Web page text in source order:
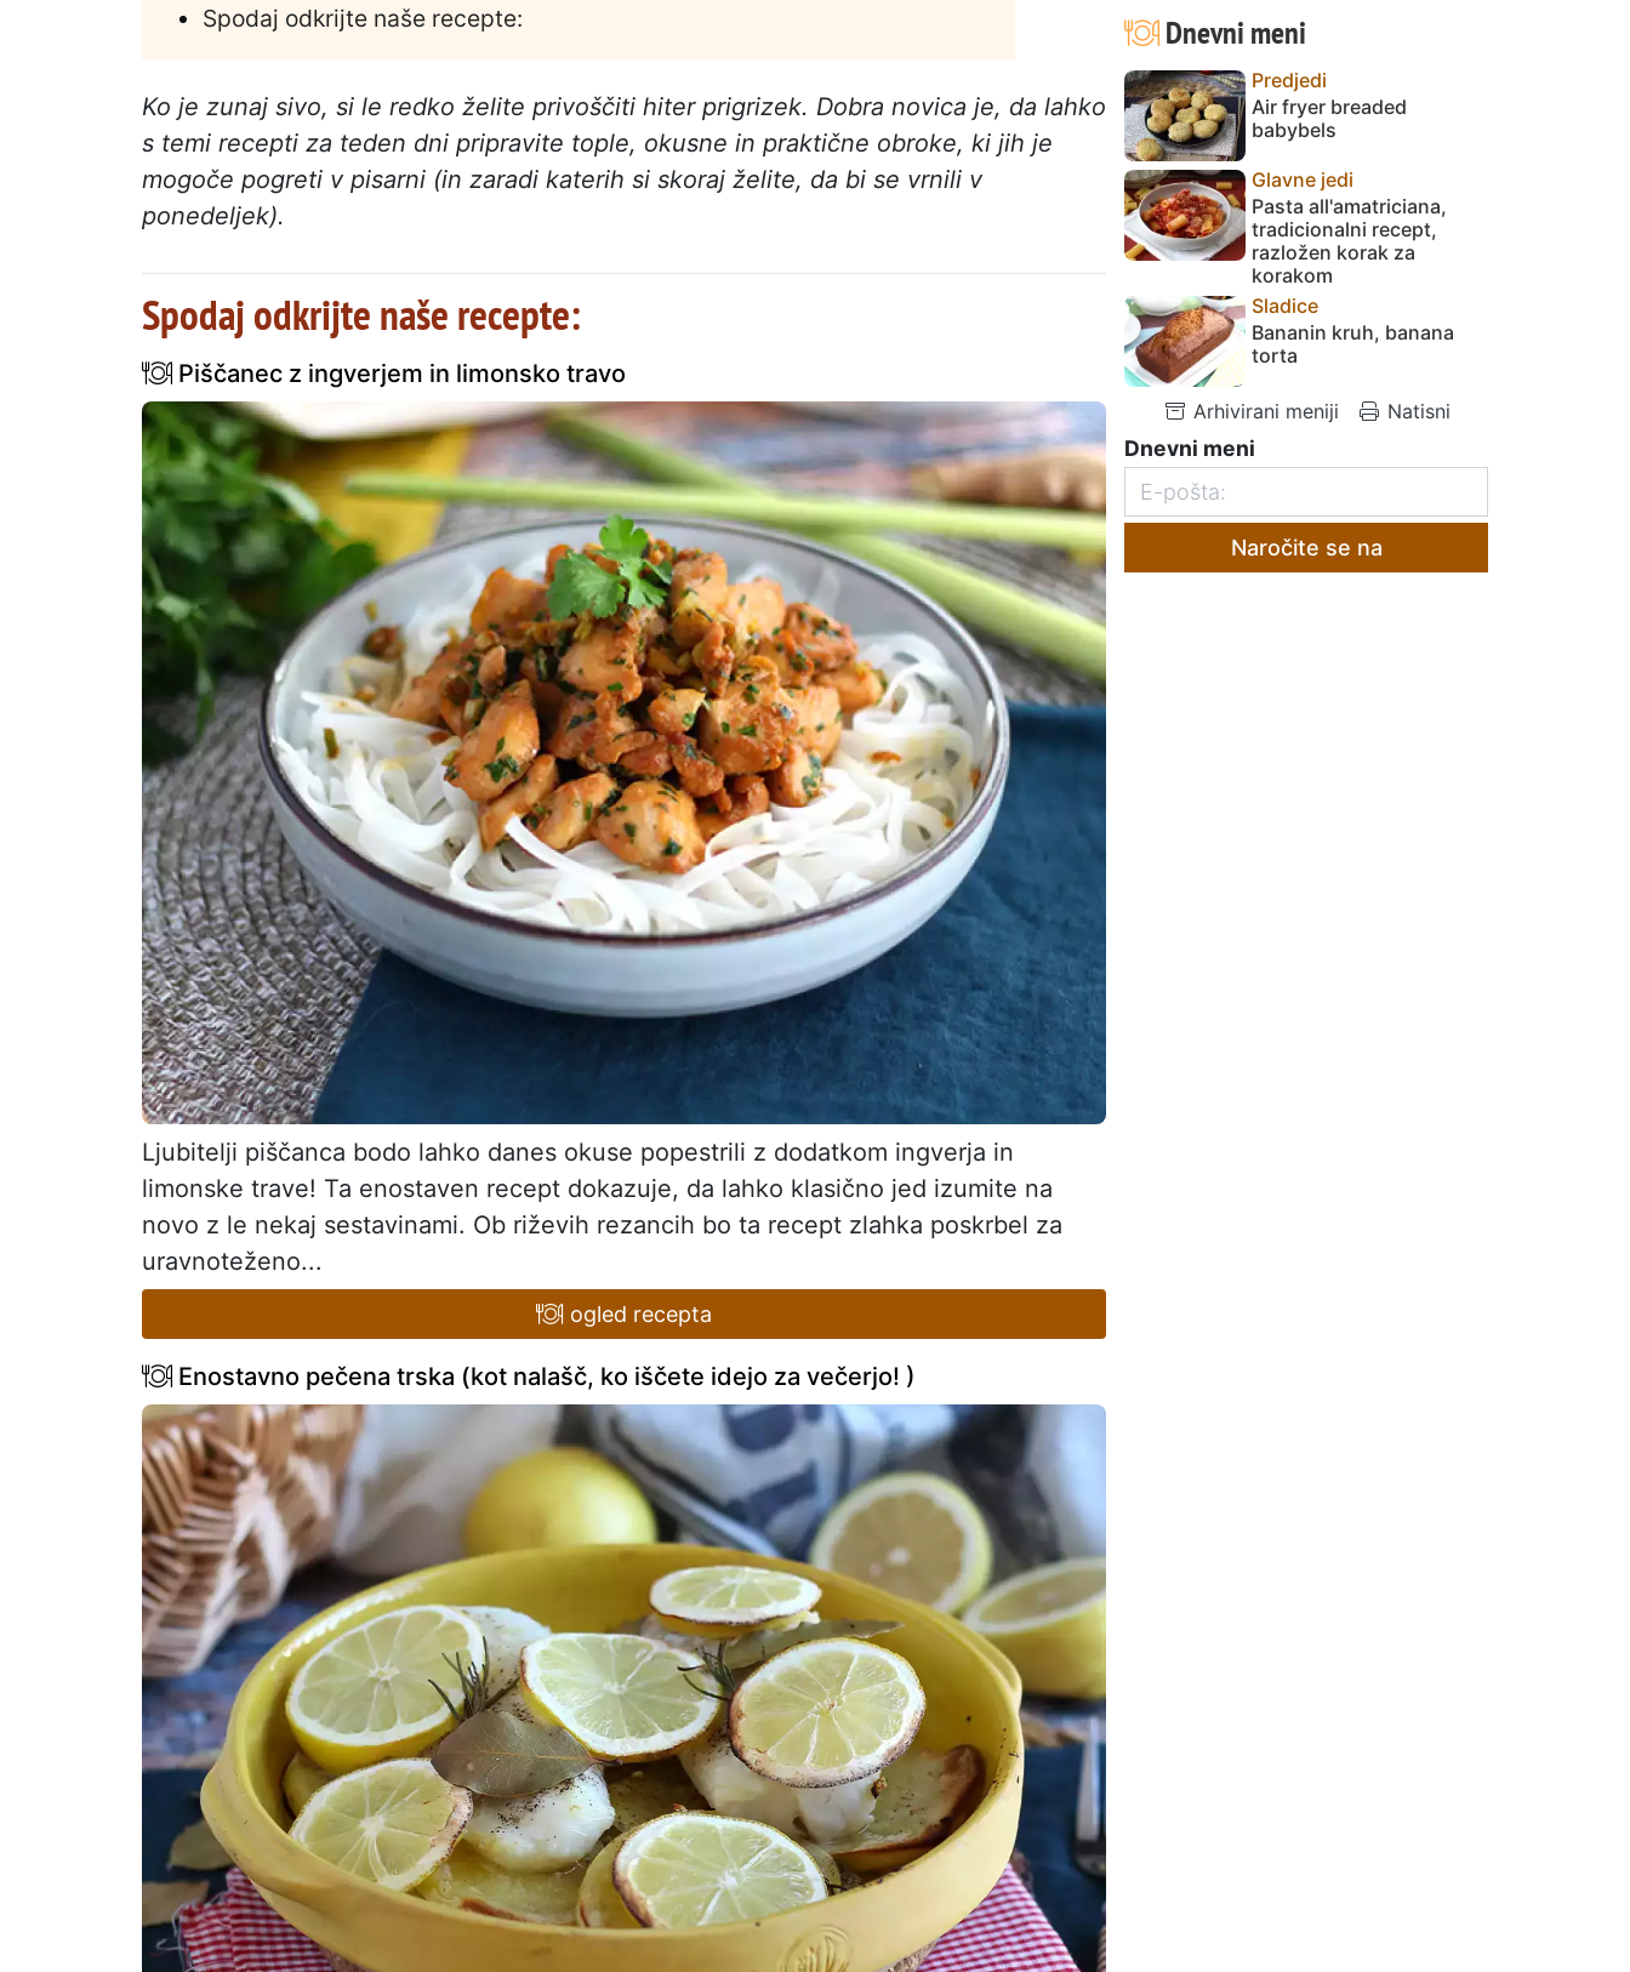
Spodaj odkrijte naše recepte:
Ko je zunaj sivo, si le redko želite privoščiti hiter prigrizek. Dobra novica je, da lahko
s temi recepti za teden dni pripravite tople, okusne in praktične obroke, ki jih je
mogoče pogreti v pisarni (in zaradi katerih si skoraj želite, da bi se vrnili v
ponedeljek).
Spodaj odkrijte naše recepte:
Piščanec z ingverjem in limonsko travo
Ljubitelji piščanca bodo lahko danes okuse popestrili z dodatkom ingverja in
limonske trave! Ta enostaven recept dokazuje, da lahko klasično jed izumite na
novo z le nekaj sestavinami. Ob riževih rezancih bo ta recept zlahka poskrbel za
uravnoteženo...
ogled recepta
Enostavno pečena trska (kot nalašč, ko iščete idejo za večerjo! )
Dnevni meni
Predjedi
Air fryer breaded
babybels
Glavne jedi
Pasta all'amatriciana,
tradicionalni recept,
razložen korak za
korakom
Sladice
Bananin kruh, banana
torta
Arhivirani meniji Natisni
Dnevni meni
Naročite se na